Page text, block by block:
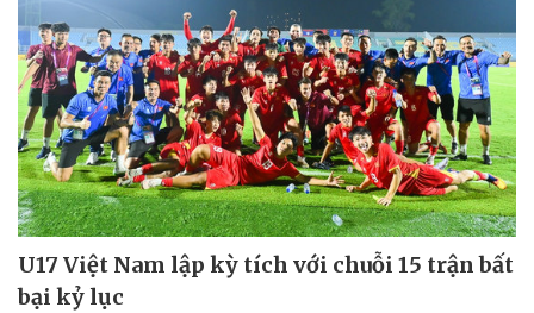
U17 Việt Nam lập kỳ tích với chuỗi 15 trận bất
bại kỷ lục